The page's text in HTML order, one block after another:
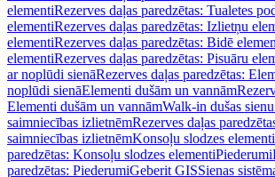
elementiRezerves daļas paredzētas: Tualetes
elementiRezerves daļas paredzētas: Izlietņu
elementiRezerves daļas paredzētas: Bidē
elementiRezerves daļas paredzētas: Pisuāru
ar noplūdi sienāRezerves daļas paredzētas:
noplūdi sienāElementi dušām un vannām
Elementi dušām un vannāmWalk-in dušas
saimniecības izlietnēmRezerves daļas
saimniecības izlietnēmKonsoļu slodzes elementi
paredzētas: Konsoļu slodzes elementiPiederumi
paredzētas: PiederumiGeberit GISSienas